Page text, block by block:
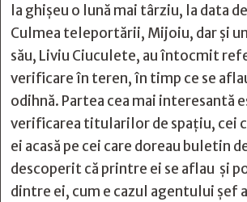
la ghișeu o lună mai târziu, la data
Culmea teleportării, Mijoiu, dar și
său, Liviu Ciuculete, au întocmit
verificare în teren, în timp ce se
odihnă. Partea cea mai interesantă
verificarea titularilor de spațiu, cei
ei acasă pe cei care doreau buletin
descoperit că printre ei se aflau și
dintre ei, cum e cazul agentului șef